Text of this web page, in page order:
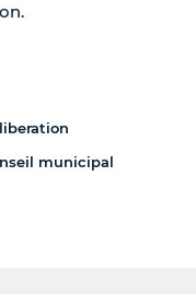
municipal